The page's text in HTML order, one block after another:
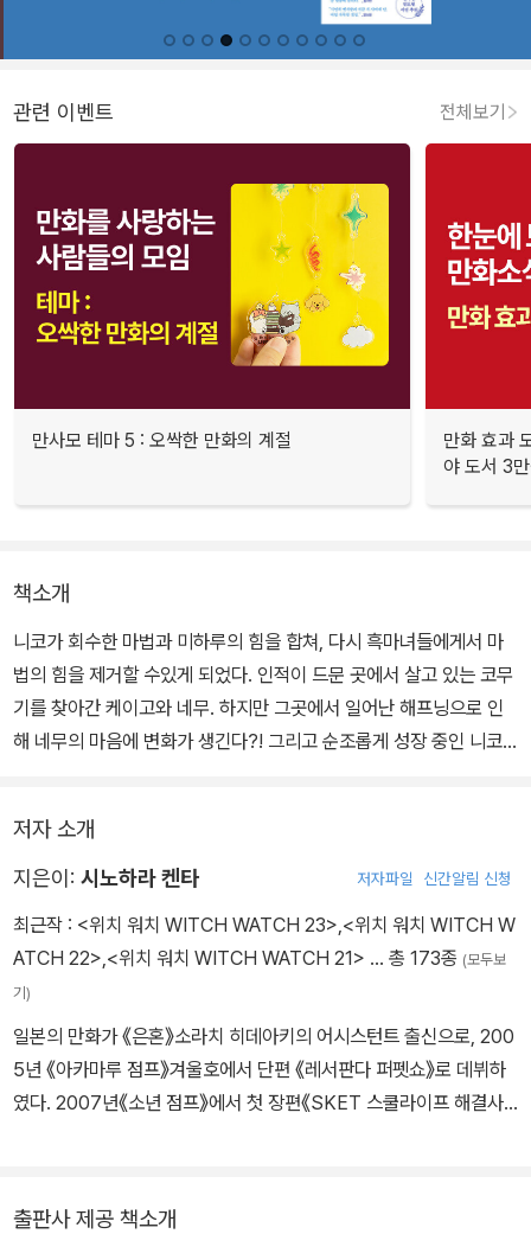
관련 이벤트 전체보기
만사모 테마 5 : 오싹한 만화의 계절
만화 효과
야 도서 3
책소개
니코가 회수한 마법과 미하루의 힘을 합쳐, 다시 흑마녀들에게서 마
법의 힘을 제거할 수있게 되었다. 인적이 드문 곳에서 살고 있는 코무
기를 찾아간 케이고와 네무. 하지만 그곳에서 일어난 해프닝으로 인
해 네무의 마음에 변화가 생긴다?! 그리고 순조롭게 성장 중인 니코
저자 소개
지은이: 시노하라 켄타 저자파일 신간알림 신청
최근작 : <위치 워치 WITCH WATCH 23> <위치 워치 WITCH W
ATCH 22> <위치 워치 WITCH WATCH 21> … 총 173종 (모두보
기)
일본의 만화가 《은혼》소라치 히데아키의 어시스턴트 출신으로, 200
5년 《아카마루 점프》겨울호에서 단편 《레서판다 퍼펫쇼》로 데뷔하
였다. 2007년《소년 점프》에서 첫 장편《SKET 스쿨라이프 해결사》
출판사 제공 책소개